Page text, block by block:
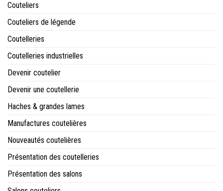
Couteliers
Couteliers de légende
Coutelleries
Coutelleries industrielles
Devenir coutelier
Devenir une coutellerie
Haches & grandes lames
Manufactures coutelières
Nouveautés coutelières
Présentation des coutelleries
Présentation des salons